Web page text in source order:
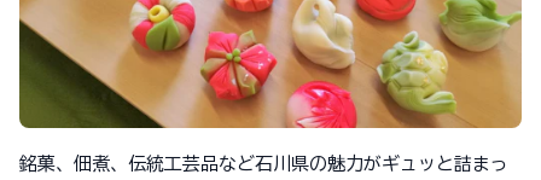
銘菓、佃煮、伝統工芸品など石川県の魅力がギュッと詰まっ